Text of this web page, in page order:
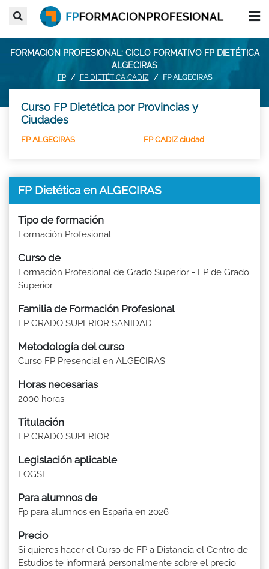
FORMACION PROFESIONAL: CICLO FORMATIVO FP DIETÉTICA
ALGECIRAS
FP FP DIETÉTICA CADIZ FP ALGECIRAS
Curso FP Dietética por Provincias y
Ciudades
FP ALGECIRAS FP CADIZ ciudad
FP Dietética en ALGECIRAS
Tipo de formación
Formación Profesional
Curso de
Formación Profesional de Grado Superior - FP de Grado
Superior
Familia de Formación Profesional
FP GRADO SUPERIOR SANIDAD
Metodología del curso
Curso FP Presencial en ALGECIRAS
Horas necesarias
2000 horas
Titulación
FP GRADO SUPERIOR
Legislación aplicable
LOGSE
Para alumnos de
Fp para alumnos en España en 2026
Precio
Si quieres hacer el Curso de FP a Distancia el Centro de
Estudios te informará personalmente sobre el precio